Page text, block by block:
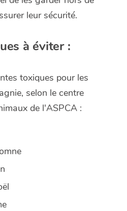
leur sécurité.
à éviter :
toxiques pour les
selon le centre
de l'ASPCA :